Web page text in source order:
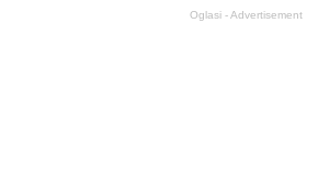
Oglasi - Advertisement